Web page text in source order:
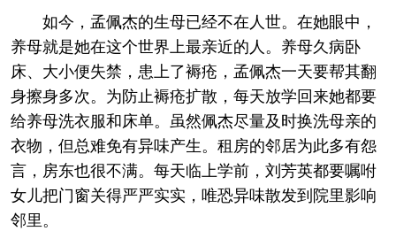
如今，孟佩杰的生母已经不在人世。在她眼中，
养母就是她在这个世界上最亲近的人。养母久病卧
床、大小便失禁，患上了褥疮，孟佩杰一天要帮其翻
身擦身多次。为防止褥疮扩散，每天放学回来她都要
给养母洗衣服和床单。虽然佩杰尽量及时换洗母亲的
衣物，但总难免有异味产生。租房的邻居为此多有怨
言，房东也很不满。每天临上学前，刘芳英都要嘱咐
女儿把门窗关得严严实实，唯恐异味散发到院里影响
邻里。